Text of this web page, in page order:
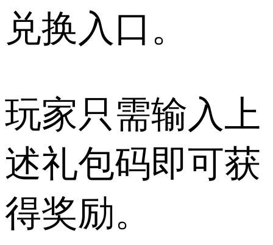
兑换入口。
玩家只需输入上
述礼包码即可获
得奖励。